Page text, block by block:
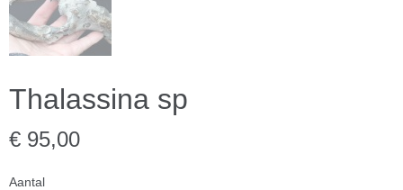
Thalassina sp
€ 95,00
Aantal